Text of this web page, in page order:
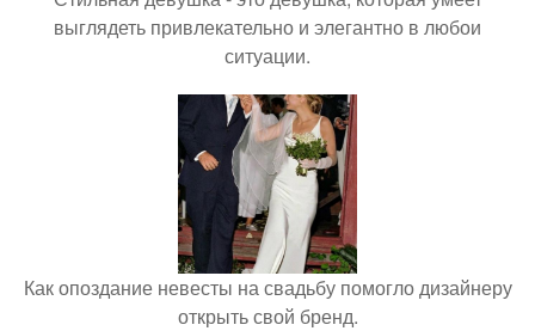
выглядеть привлекательно и элегантно в любои
ситуации.
Как опоздание невесты на свадьбу помогло дизайнеру
открыть свой бренд.